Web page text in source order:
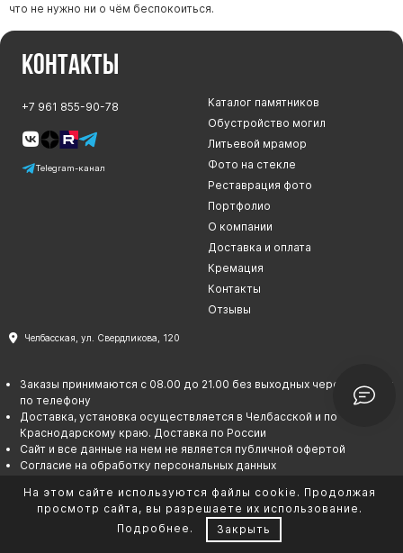
что не нужно ни о чём беспокоиться.
Контакты
+7 961 855-90-78
Telegram-канал
Каталог памятников
Обустройство могил
Литьевой мрамор
Фото на стекле
Реставрация фото
Портфолио
О компании
Доставка и оплата
Кремация
Контакты
Отзывы
Челбасская, ул. Свердликова, 120
Заказы принимаются с 08.00 до 21.00 без выходных через сайт или
по телефону
Доставка, установка осуществляется в Челбасской и по
Краснодарскому краю. Доставка по России
Сайт и все данные на нем не является публичной офертой
Согласие на обработку персональных данных
Сотрудничество
ИНН 550208731492
На этом сайте используются файлы cookie. Продолжая
просмотр сайта, вы разрешаете их использование.
Подробнее . Закрыть